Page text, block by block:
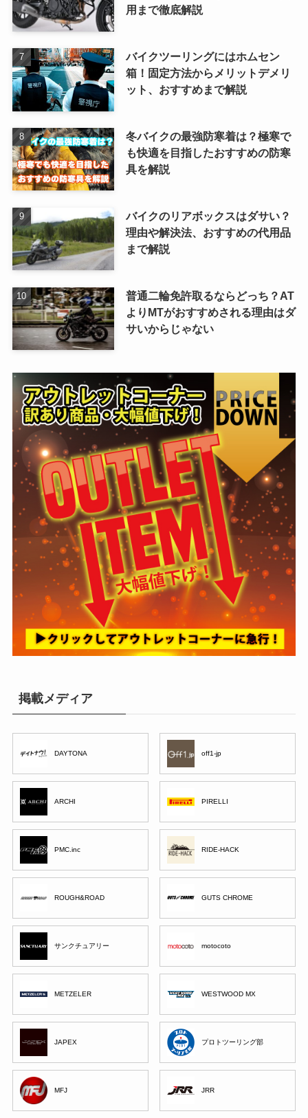
用まで徹底解説
バイクツーリングにはホムセン
箱！固定方法からメリットデメリ
ット、おすすめまで解説
冬バイクの最強防寒着は？極寒で
も快適を目指したおすすめの防寒
具を解説
バイクのリアボックスはダサい？
理由や解決法、おすすめの代用品
まで解説
普通二輪免許取るならどっち？AT
よりMTがおすすめされる理由はダ
サいからじゃない
掲載メディア
DAYTONA off1-jp
ARCHI PIRELLI
PMC.inc RIDE-HACK
ROUGH&ROAD GUTS CHROME
サンクチュアリー motocoto
METZELER WESTWOOD MX
JAPEX プロトツーリング部
MFJ JRR